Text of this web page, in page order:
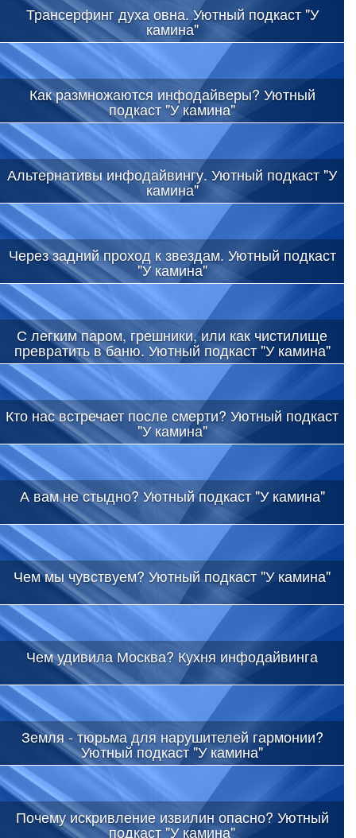
Трансерфинг духа овна. Уютный подкаст "У
камина"
Как размножаются инфодайверы? Уютный
подкаст "У камина"
Альтернативы инфодайвингу. Уютный подкаст "У
камина"
Через задний проход к звездам. Уютный подкаст
"У камина"
С легким паром, грешники, или как чистилище
превратить в баню. Уютный подкаст "У камина"
Кто нас встречает после смерти? Уютный подкаст
"У камина"
А вам не стыдно? Уютный подкаст "У камина"
Чем мы чувствуем? Уютный подкаст "У камина"
Чем удивила Москва? Кухня инфодайвинга
Земля - тюрьма для нарушителей гармонии?
Уютный подкаст "У камина"
Почему искривление извилин опасно? Уютный
подкаст "У камина"